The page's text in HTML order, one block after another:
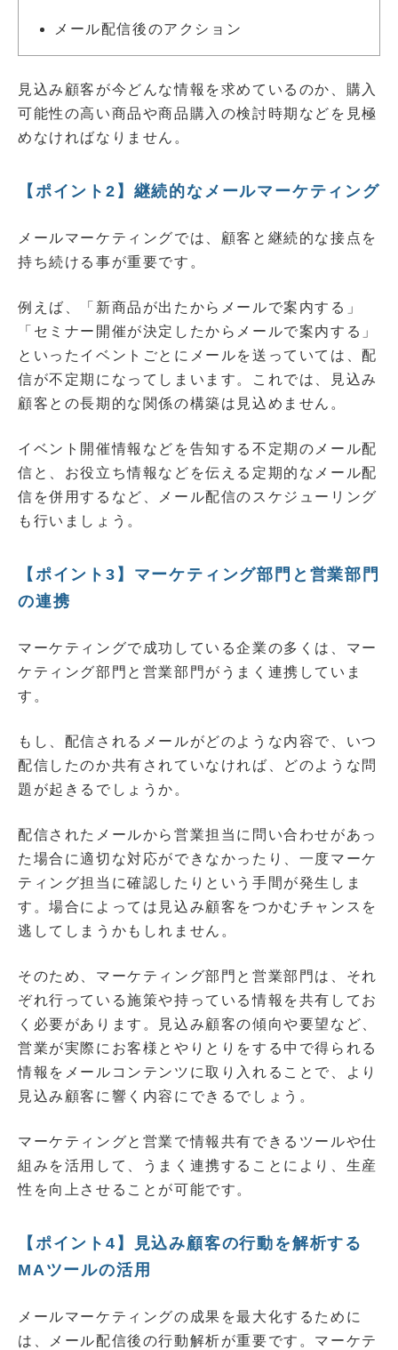
メール配信後のアクション
見込み顧客が今どんな情報を求めているのか、購入
可能性の高い商品や商品購入の検討時期などを見極
めなければなりません。
【ポイント2】継続的なメールマーケティング
メールマーケティングでは、顧客と継続的な接点を
持ち続ける事が重要です。
例えば、「新商品が出たからメールで案内する」
「セミナー開催が決定したからメールで案内する」
といったイベントごとにメールを送っていては、配
信が不定期になってしまいます。これでは、見込み
顧客との長期的な関係の構築は見込めません。
イベント開催情報などを告知する不定期のメール配
信と、お役立ち情報などを伝える定期的なメール配
信を併用するなど、メール配信のスケジューリング
も行いましょう。
【ポイント3】マーケティング部門と営業部門
の連携
マーケティングで成功している企業の多くは、マー
ケティング部門と営業部門がうまく連携していま
す。
もし、配信されるメールがどのような内容で、いつ
配信したのか共有されていなければ、どのような問
題が起きるでしょうか。
配信されたメールから営業担当に問い合わせがあっ
た場合に適切な対応ができなかったり、一度マーケ
ティング担当に確認したりという手間が発生しま
す。場合によっては見込み顧客をつかむチャンスを
逃してしまうかもしれません。
そのため、マーケティング部門と営業部門は、それ
ぞれ行っている施策や持っている情報を共有してお
く必要があります。見込み顧客の傾向や要望など、
営業が実際にお客様とやりとりをする中で得られる
情報をメールコンテンツに取り入れることで、より
見込み顧客に響く内容にできるでしょう。
マーケティングと営業で情報共有できるツールや仕
組みを活用して、うまく連携することにより、生産
性を向上させることが可能です。
【ポイント4】見込み顧客の行動を解析する
MAツールの活用
メールマーケティングの成果を最大化するために
は、メール配信後の行動解析が重要です。マーケテ